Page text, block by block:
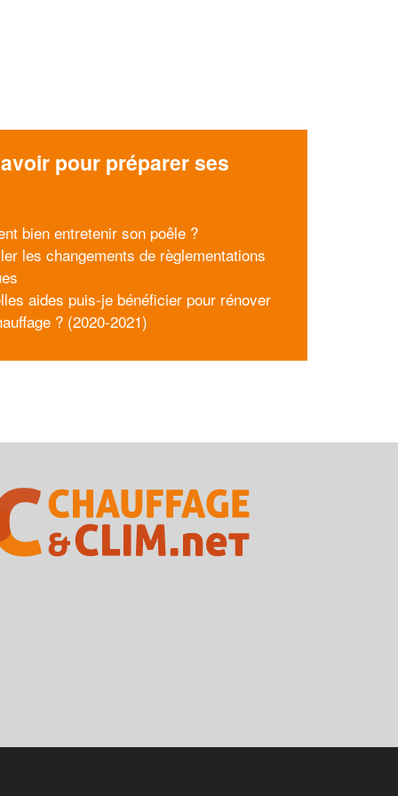
pour préparer ses
bien entretenir son poêle ?
les changements de règlementations
aides puis-je bénéficier pour rénover
? (2020-2021)